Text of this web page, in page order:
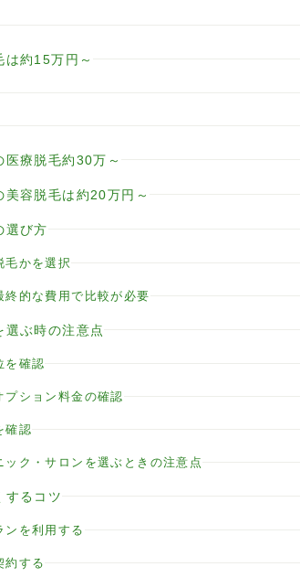
約15万円～
療脱毛約30万～
容脱毛は約20万円～
選び方
毛かを選択
的な費用で比較が必要
選ぶ時の注意点
を確認
プション料金の確認
確認
ク・サロンを選ぶときの注意点
するコツ
ンを利用する
約する